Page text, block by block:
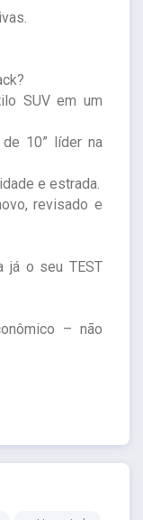
SUV em um
10” líder na
e estrada.
revisado e
já o seu TEST
– não